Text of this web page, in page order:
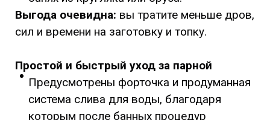
Выгода очевидна: вы тратите меньше дров,
сил и времени на заготовку и топку.
Простой и быстрый уход за парной
Предусмотрены форточка и продуманная
система слива для воды, благодаря
которым после банных процедур